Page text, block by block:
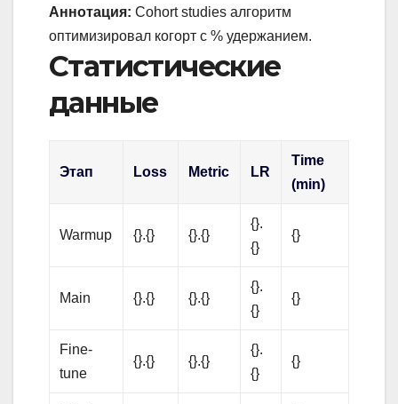
Аннотация: Cohort studies алгоритм
оптимизировал когорт с % удержанием.
Статистические
данные
Этап Loss Metric LR
Time
(min)
Warmup {}.{} {}.{}
{}.
{}
{}
Main {}.{} {}.{}
{}.
{}
{}
Fine-
tune
{}.{} {}.{}
{}.
{}
{}